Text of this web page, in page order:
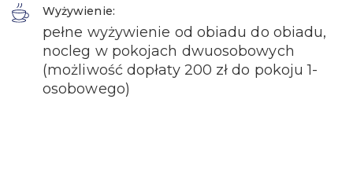
Wyżywienie:
pełne wyżywienie od obiadu do obiadu,
nocleg w pokojach dwuosobowych
(możliwość dopłaty 200 zł do pokoju 1-
osobowego)